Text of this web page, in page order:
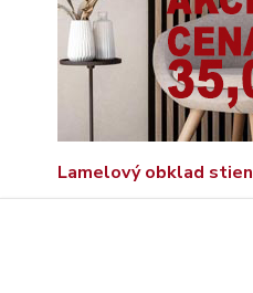
Lamelový obklad stien